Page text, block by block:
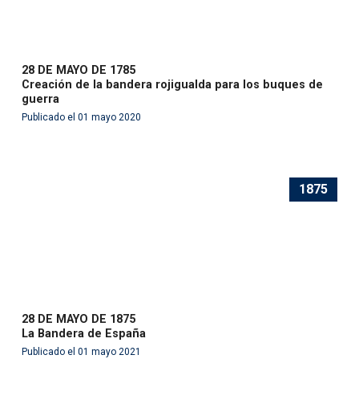
28 DE MAYO DE 1785
Creación de la bandera rojigualda para los buques de
guerra
Publicado el 01 mayo 2020
1875
28 DE MAYO DE 1875
La Bandera de España
Publicado el 01 mayo 2021